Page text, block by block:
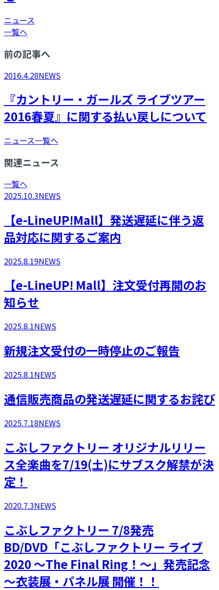
ニュース
一覧へ
前の記事へ
2016.4.28NEWS
『カントリー・ガールズ ライブツアー
2016春夏』に関する払い戻しについて
ニュース一覧へ
関連ニュース
一覧へ
2025.10.3NEWS
【e-LineUP!Mall】発送遅延に伴う返
品対応に関するご案内
2025.8.19NEWS
​【e-LineUP! Mall】注文受付再開のお
知らせ
2025.8.1NEWS
新規注文受付の一時停止のご報告
2025.8.1NEWS
通信販売商品の発送遅延に関するお詫び
2025.7.18NEWS
こぶしファクトリー オリジナルリリー
ス全楽曲を7/19(土)にサブスク解禁が決
定！
2020.7.3NEWS
こぶしファクトリー 7/8発売
BD/DVD「こぶしファクトリー ライブ
2020 ～The Final Ring！～」発売記念
～衣装展・パネル展 開催！！